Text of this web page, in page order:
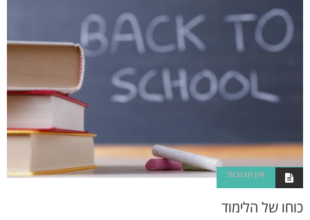
אין תגובות
כוחו של הלימוד